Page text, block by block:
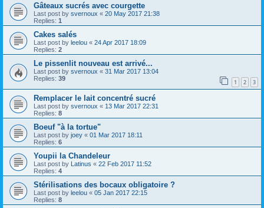
Gâteaux sucrés avec courgette
Last post by svernoux « 20 May 2017 21:38
Replies: 1
Cakes salés
Last post by leelou « 24 Apr 2017 18:09
Replies: 2
Le pissenlit nouveau est arrivé...
Last post by svernoux « 31 Mar 2017 13:04
Replies: 39 1 2 3
Remplacer le lait concentré sucré
Last post by svernoux « 13 Mar 2017 22:31
Replies: 8
Boeuf "à la tortue"
Last post by joey « 01 Mar 2017 18:11
Replies: 6
Youpii la Chandeleur
Last post by Latinus « 22 Feb 2017 11:52
Replies: 4
Stérilisations des bocaux obligatoire ?
Last post by leelou « 05 Jan 2017 22:15
Replies: 8